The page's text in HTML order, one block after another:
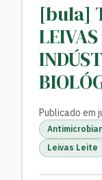
[bula]
Publicado em
Leivas Leite